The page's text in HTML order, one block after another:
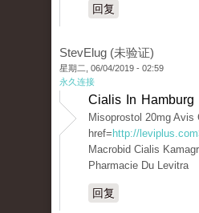
回复
StevElug (未验证)
星期二, 06/04/2019 - 02:59
永久连接
Cialis In Hamburg
Misoprostol 20mg Avis
href= http://
Macrobid Cialis
Pharmacie Du Levitra
回复